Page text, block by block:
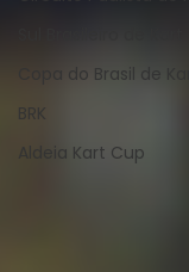
Copa do Brasil de Kart
BRK
Aldeia Kart Cup